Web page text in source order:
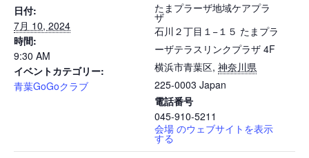
日付:
7月 10, 2024
時間:
9:30 AM
イベントカテゴリー:
青葉GoGoクラブ
たまプラーザ地域ケアプラ
ザ
石川２丁目１−１５ たまプラ
ーザテラスリンクプラザ 4F
横浜市青葉区, 神奈川県
225-0003 Japan
電話番号
045-910-5211
会場 のウェブサイトを表示
する